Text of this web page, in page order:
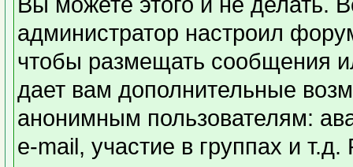
администратор настроил
чтобы размещать сообщения
дает вам дополнительные
анонимным пользователям:
e-mail, участие в группах и